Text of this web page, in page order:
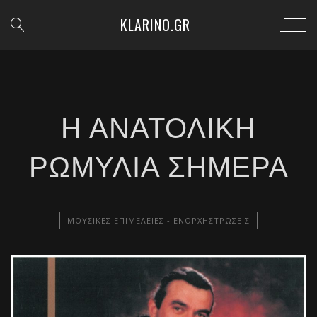
KLARINO.GR
Η ΑΝΑΤΟΛΙΚΉ
ΡΩΜΥΛΊΑ ΣΉΜΕΡΑ
ΜΟΥΣΙΚΈΣ ΕΠΙΜΈΛΕΙΕΣ - ΕΝΟΡΧΗΣΤΡΏΣΕΙΣ